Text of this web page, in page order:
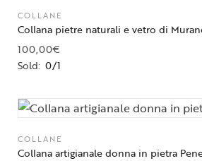
COLLANE
Collana pietre naturali e vetro di
100,00€
Sold: 0/1
COLLANE
Collana artigianale donna in pietra